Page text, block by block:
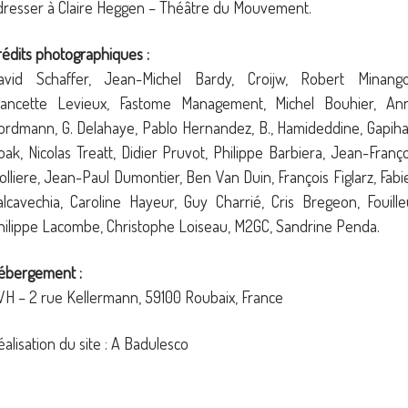
à Claire Heggen – Théâtre du Mouvement.
photographiques :
Schaffer, Jean-Michel Bardy, Croijw, Robert
Levieux, Fastome Management, Michel Bouhier,
G. Delahaye, Pablo Hernandez, B., Hamideddine,
Nicolas Treatt, Didier Pruvot, Philippe Barbiera, Jean-
Jean-Paul Dumontier, Ben Van Duin, François Figlarz,
Caroline Hayeur, Guy Charrié, Cris Bregeon,
Lacombe, Christophe Loiseau, M2GC, Sandrine Penda.
:
– 2 rue Kellermann, 59100 Roubaix, France
du site : A Badulesco